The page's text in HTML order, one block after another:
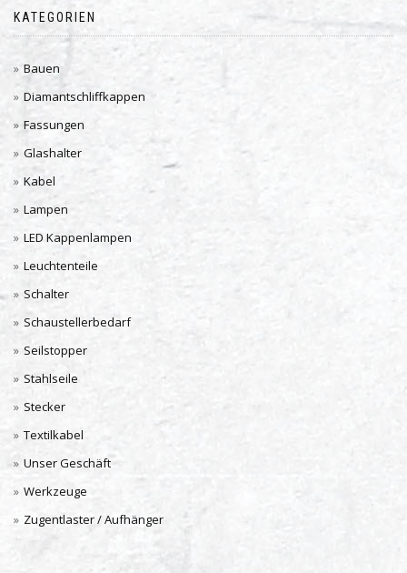
KATEGORIEN
Bauen
Diamantschliffkappen
Fassungen
Glashalter
Kabel
Lampen
LED Kappenlampen
Leuchtenteile
Schalter
Schaustellerbedarf
Seilstopper
Stahlseile
Stecker
Textilkabel
Unser Geschäft
Werkzeuge
Zugentlaster / Aufhänger